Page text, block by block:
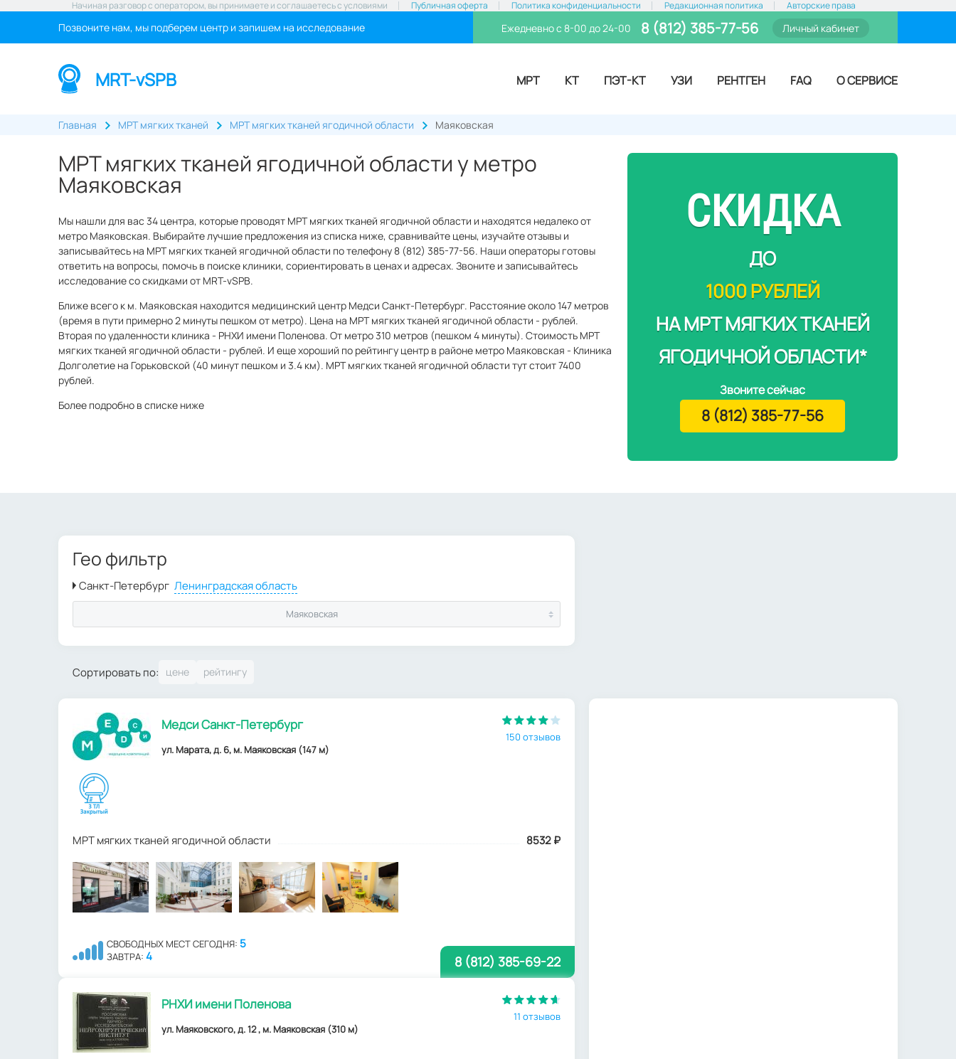
Начиная разговор с оператором, вы принимаете и соглашаетесь с условиями Публичная оферта Политика конфиденциальности Редакционная политика Авторские права
Позвоните нам, мы подберем центр и запишем на исследование Ежедневно с 8-00 до 24-00 8 (812) 385-77-56 Личный кабинет
MRT-vSPB МРТ КТ ПЭТ-КТ УЗИ РЕНТГЕН FAQ О СЕРВИСЕ
Главная МРТ мягких тканей МРТ мягких тканей ягодичной области Маяковская
МРТ мягких тканей ягодичной области у метро
Маяковская
Мы нашли для вас 34 центра, которые проводят МРТ мягких тканей ягодичной области и находятся недалеко от
метро Маяковская. Выбирайте лучшие предложения из списка ниже, сравнивайте цены, изучайте отзывы и
записывайтесь на МРТ мягких тканей ягодичной области по телефону 8 (812) 385-77-56. Наши операторы готовы
ответить на вопросы, помочь в поиске клиники, сориентировать в ценах и адресах. Звоните и записывайтесь
исследование со скидками от MRT-vSPB.
Ближе всего к м. Маяковская находится медицинский центр Медси Санкт-Петербург. Расстояние около 147 метров
(время в пути примерно 2 минуты пешком от метро). Цена на МРТ мягких тканей ягодичной области - рублей.
Вторая по удаленности клиника - РНХИ имени Поленова. От метро 310 метров (пешком 4 минуты). Стоимость МРТ
мягких тканей ягодичной области - рублей. И еще хороший по рейтингу центр в районе метро Маяковская - Клиника
Долголетие на Горьковской (40 минут пешком и 3.4 км). МРТ мягких тканей ягодичной области тут стоит 7400
рублей.
Более подробно в списке ниже
СКИДКА
ДО
1000 РУБЛЕЙ
НА МРТ МЯГКИХ ТКАНЕЙ
ЯГОДИЧНОЙ ОБЛАСТИ*
Звоните сейчас
8 (812) 385-77-56
Гео фильтр
Маяковская
Сортировать по:
Медси Санкт-Петербург
ул. Марата, д. 6, м. Маяковская (147 м)
150 отзывов
МРТ мягких тканей ягодичной области 8532₽
СВОБОДНЫХ МЕСТ СЕГОДНЯ: 5
ЗАВТРА: 4 8 (812) 385-69-22
РНХИ имени Поленова
ул. Маяковского, д. 12 , м. Маяковская (310 м)
11 отзывов